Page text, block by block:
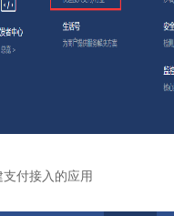
支付接入的应用